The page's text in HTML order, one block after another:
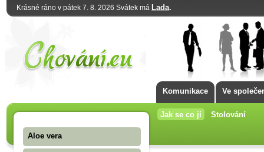
Krásné ráno v pátek 7. 8. 2026 Svátek má Lada.
Komunikace Ve
Jak se co jí Stolování
Aloe vera